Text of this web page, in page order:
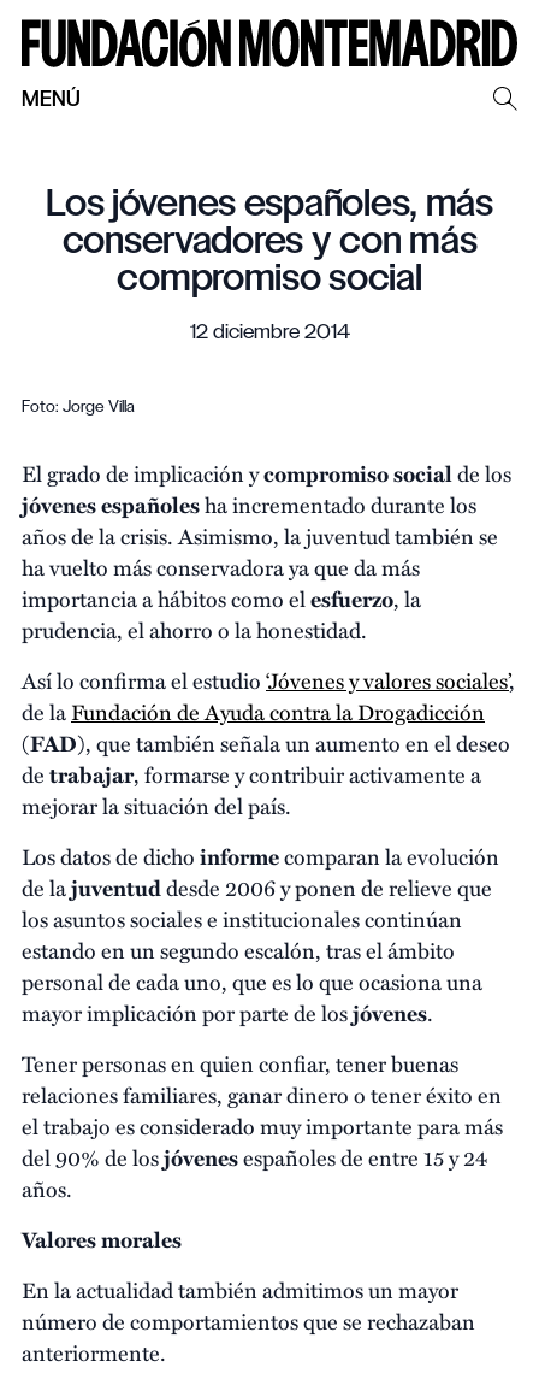
MENÚ
Los jóvenes españoles, más
conservadores y con más
compromiso social
12 diciembre 2014
Foto: Jorge Villa
El grado de implicación ycompromiso socialde los
jóvenes españolesha incrementado durante los
años de la crisis. Asimismo, la juventud también se
ha vuelto más conservadora ya que da más
importancia a hábitos como elesfuerzo, la
prudencia, el ahorro o la honestidad.
Así lo confirma el estudio‘Jóvenes y valores sociales’,
de laFundación de Ayuda contra la Drogadicción
(FAD), que también señala un aumento en el deseo
detrabajar, formarse y contribuir activamente a
mejorar la situación del país.
Los datos de dichoinformecomparan la evolución
de lajuventuddesde 2006 y ponen de relieve que
los asuntos sociales e institucionales continúan
estando en un segundo escalón, tras el ámbito
personal de cada uno, que es lo que ocasiona una
mayor implicación por parte de losjóvenes.
Tener personas en quien confiar, tener buenas
relaciones familiares, ganar dinero o tener éxito en
el trabajo es considerado muy importante para más
del 90% de losjóvenesespañoles de entre 15 y 24
años.
Valores morales
En la actualidad también admitimos un mayor
número de comportamientos que se rechazaban
anteriormente.